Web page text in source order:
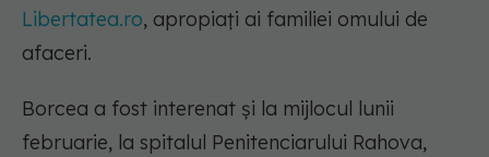
Libertatea.ro, apropiați ai familiei omului de
afaceri.
Borcea a fost interenat și la mijlocul lunii
februarie, la spitalul Penitenciarului Rahova,